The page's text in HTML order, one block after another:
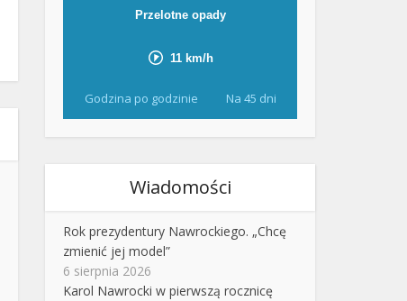
Godzina po godzinie Na 45 dni
Wiadomości
Rok prezydentury Nawrockiego. „Chcę
zmienić jej model”
6 sierpnia 2026
Karol Nawrocki w pierwszą rocznicę